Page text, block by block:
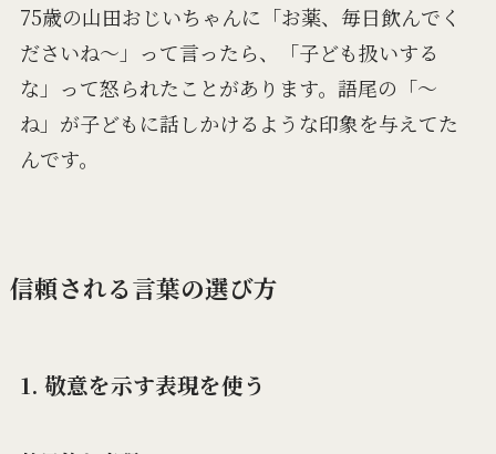
75歳の山田おじいちゃんに「お薬、毎日飲んでく
ださいね〜」って言ったら、「子ども扱いする
な」って怒られたことがあります。語尾の「〜
ね」が子どもに話しかけるような印象を与えてた
んです。
信頼される言葉の選び方
1. 敬意を示す表現を使う